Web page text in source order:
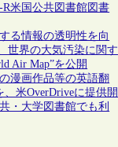
R米国公共図書館図書
る情報の透明性を向
世界の大気汚染に関す
Air Map”を公開
漫画作品等の英語翻
米OverDriveに提供開
・大学図書館でも利